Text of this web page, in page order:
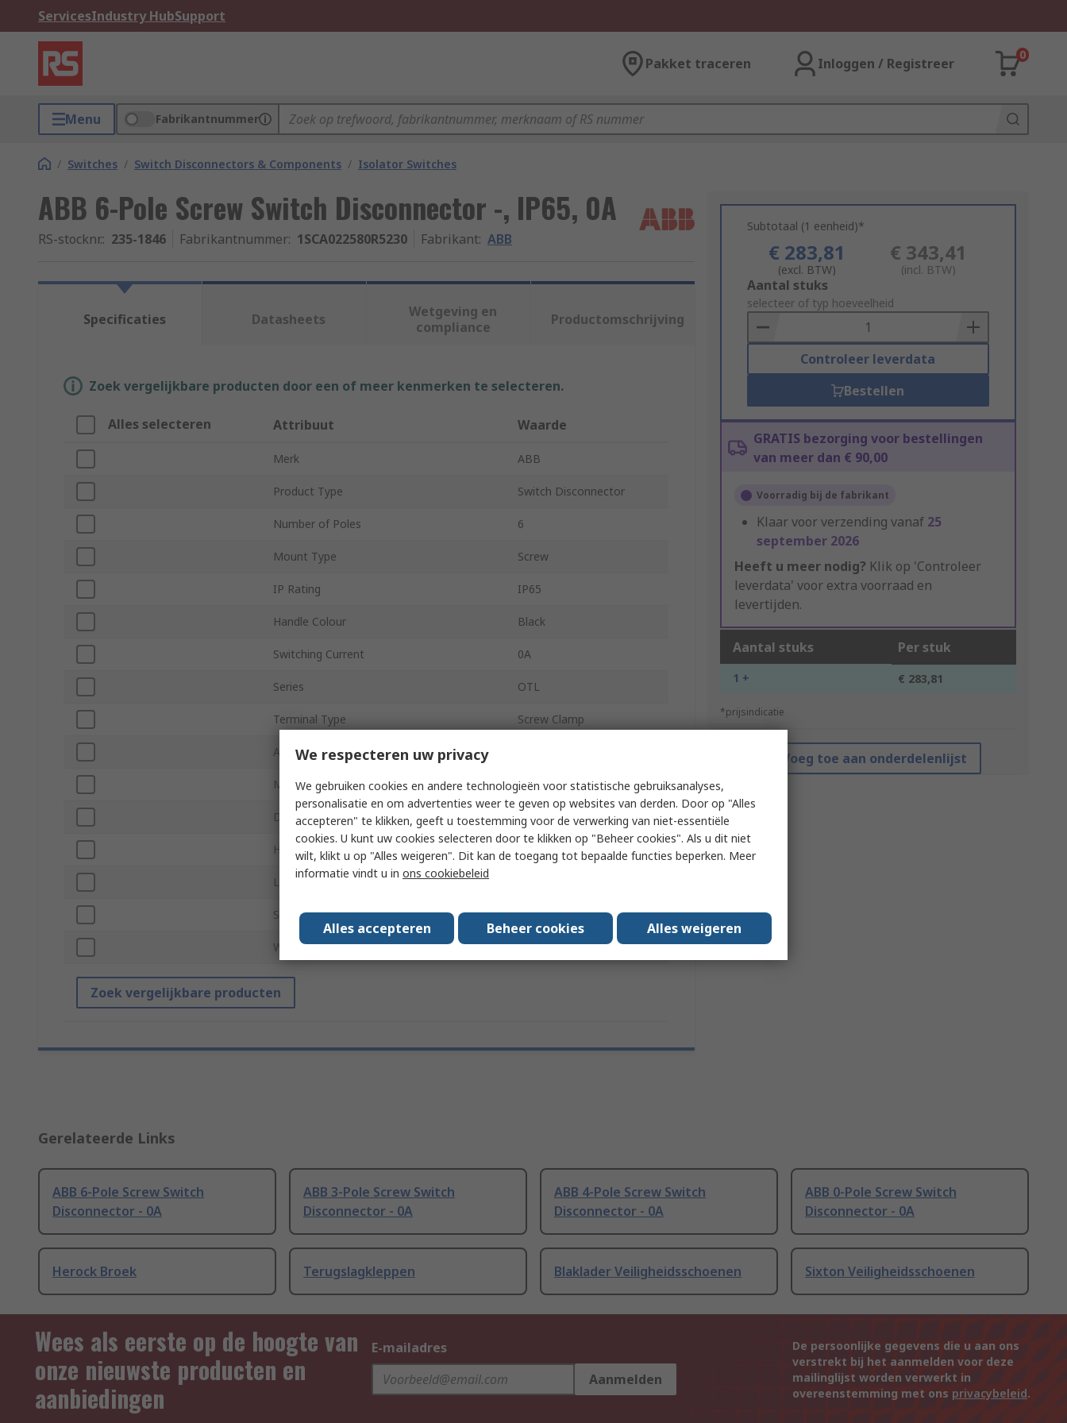
ServicesIndustry HubSupport
Pakket traceren Inloggen / Registreer
0
Menu Fabrikantnummer
/ Switches / Switch Disconnectors & Components / Isolator Switches
ABB 6-Pole Screw Switch Disconnector -, IP65, 0A
RS-stocknr.: 235-1846 Fabrikantnummer: 1SCA022580R5230 Fabrikant: ABB
Subtotaal (1 eenheid)*
€ 283,81
(excl. BTW)
€ 343,41
(incl. BTW)
Add
to
Basket
Aantal stuks
selecteer of typ hoeveelheid
Controleer leverdata
Bestellen
GRATIS bezorging voor bestellingen
van meer dan € 90,00
Voorradig bij de fabrikant
Klaar voor verzending vanaf 25
september 2026
Heeft u meer nodig? Klik op 'Controleer
leverdata' voor extra voorraad en
levertijden.
Aantal stuks Per stuk
1 + € 283,81
*prijsindicatie
Voeg toe aan onderdelenlijst
Specificaties Datasheets
Wetgeving en
compliance
Productomschrijving
Zoek vergelijkbare producten door een of meer kenmerken te selecteren.
Alles selecteren Attribuut Waarde
Merk ABB
Product Type Switch Disconnector
Number of Poles 6
Mount Type Screw
IP Rating IP65
Handle Colour Black
Switching Current 0A
Series OTL
Terminal Type Screw Clamp
Auxiliary Contacts Available
Minimum Operating Temperature 0°C
Depth 100mm
Hazardous Area Certification
Length
Standards/Approvals RoHS
Width 150mm
Zoek vergelijkbare producten
Gerelateerde Links
ABB 6-Pole Screw Switch
Disconnector - 0A
ABB 3-Pole Screw Switch
Disconnector - 0A
ABB 4-Pole Screw Switch
Disconnector - 0A
ABB 0-Pole Screw Switch
Disconnector - 0A
Herock Broek Terugslagkleppen Blaklader Veiligheidsschoenen Sixton Veiligheidsschoenen
Wees als eerste op de hoogte van
onze nieuwste producten en
aanbiedingen
E-mailadres
Aanmelden
De persoonlijke gegevens die u aan ons
verstrekt bij het aanmelden voor deze
mailinglijst worden verwerkt in
overeenstemming met ons privacybeleid.
We respecteren uw privacy
We gebruiken cookies en andere technologieën voor statistische gebruiksanalyses,
personalisatie en om advertenties weer te geven op websites van derden. Door op "Alles
accepteren" te klikken, geeft u toestemming voor de verwerking van niet-essentiële
cookies. U kunt uw cookies selecteren door te klikken op "Beheer cookies". Als u dit niet
wilt, klikt u op "Alles weigeren". Dit kan de toegang tot bepaalde functies beperken. Meer
informatie vindt u in ons cookiebeleid
Alles accepteren Beheer cookies Alles weigeren